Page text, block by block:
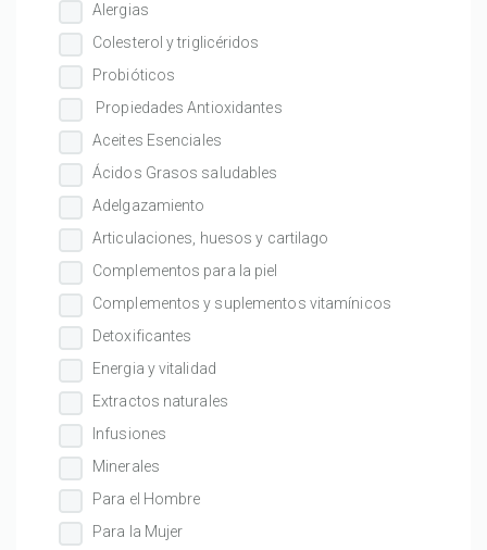
Alergias
Colesterol y triglicéridos
Probióticos
Propiedades Antioxidantes
Aceites Esenciales
Ácidos Grasos saludables
Adelgazamiento
Articulaciones, huesos y cartilago
Complementos para la piel
Complementos y suplementos vitamínicos
Detoxificantes
Energia y vitalidad
Extractos naturales
Infusiones
Minerales
Para el Hombre
Para la Mujer